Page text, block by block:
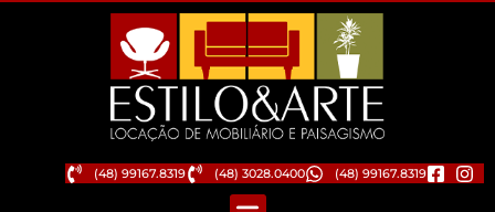
(48) 99167.8319 (48) 3028.0400 (48) 99167.8319